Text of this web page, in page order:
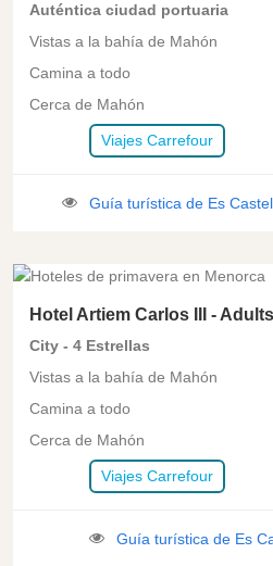
Auténtica ciudad portuaria
Vistas a la bahía de Mahón
Camina a todo
Cerca de Mahón
Viajes Carrefour
Guía turística de Es
Hotel Artiem Carlos III -
City - 4 Estrellas
Vistas a la bahía de Mahón
Camina a todo
Cerca de Mahón
Viajes Carrefour
Guía turística de Es